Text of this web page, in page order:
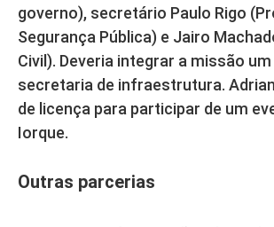
governo), secretário Paulo Rigo
Segurança Pública) e Jairo
Civil). Deveria integrar a missão
secretaria de infraestrutura.
de licença para participar de um
Iorque.
Outras parcerias